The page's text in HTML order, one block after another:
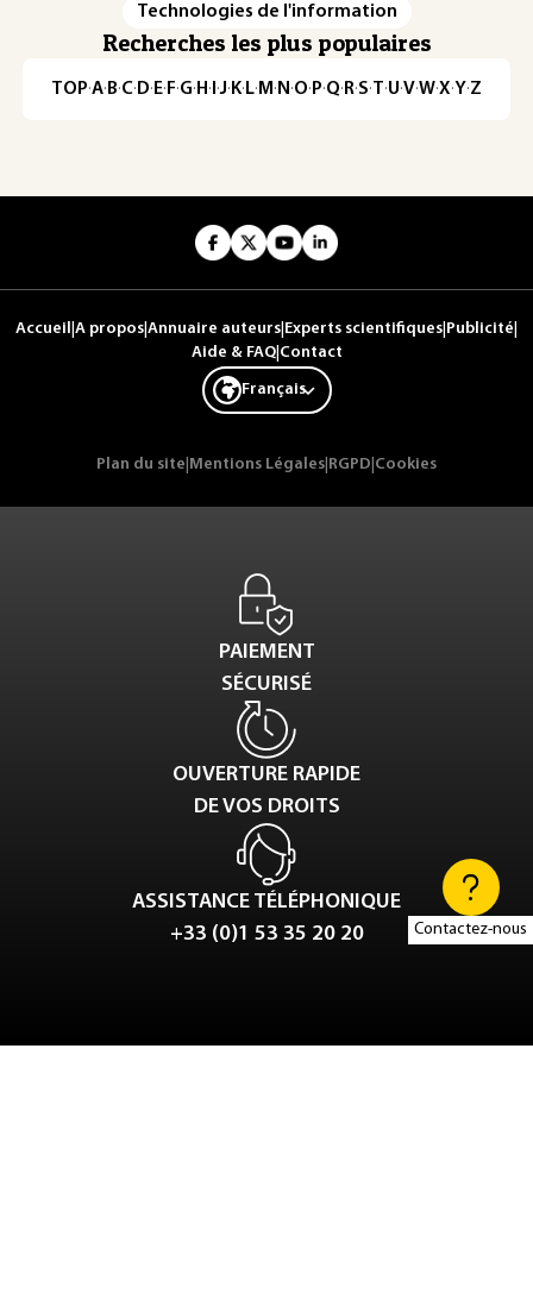
Contactez-nous
Technologies de l'information
Recherches les plus populaires
TOP·A·B·C· D· E· F·G· H · ·J· K· L· M · N ·O· P·Q· R·S·T·U·V·W·X·Y·Z
Accueil A propos Annuaire auteurs Experts scientifiques Publicité
Aide & FAQ| Contact
Français
Plan du site Mentions Légales RGPD Cookies
PAIEMENT
SÉCURISÉ
OUVERTURE RAPIDE
DE VOS DROITS
ASSISTANCE TÉLÉPHONIQUE
+33 (0)1 53 35 20 20